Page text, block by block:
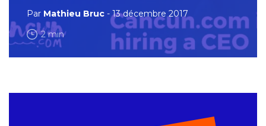
Par Mathieu Bruc - 13 décembre 2017
2 min